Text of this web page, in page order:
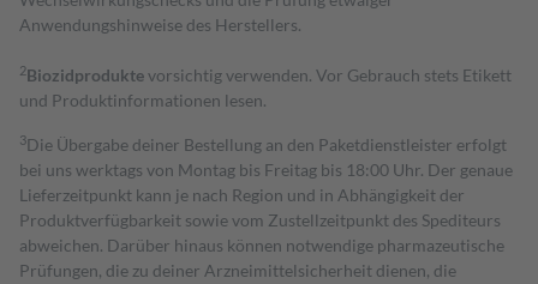
Anwendungshinweise des Herstellers.
2Biozidproduktevorsichtig verwenden. Vor Gebrauch stets Etikett
und Produktinformationen lesen.
3Die Übergabe deiner Bestellung an den Paketdienstleister erfolgt
bei uns werktags von Montag bis Freitag bis 18:00 Uhr. Der genaue
Lieferzeitpunkt kann je nach Region und in Abhängigkeit der
Produktverfügbarkeit sowie vom Zustellzeitpunkt des Spediteurs
abweichen. Darüber hinaus können notwendige pharmazeutische
Prüfungen, die zu deiner Arzneimittelsicherheit dienen, die